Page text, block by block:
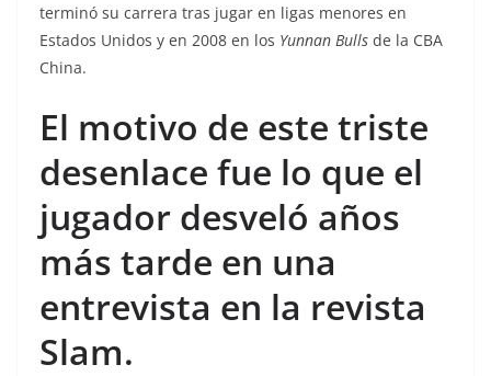
terminó su carrera tras jugar en ligas menores en
Estados Unidos y en 2008 en los Yunnan Bulls de la CBA
China.
El motivo de este triste
desenlace fue lo que el
jugador desveló años
más tarde en una
entrevista en la revista
Slam.